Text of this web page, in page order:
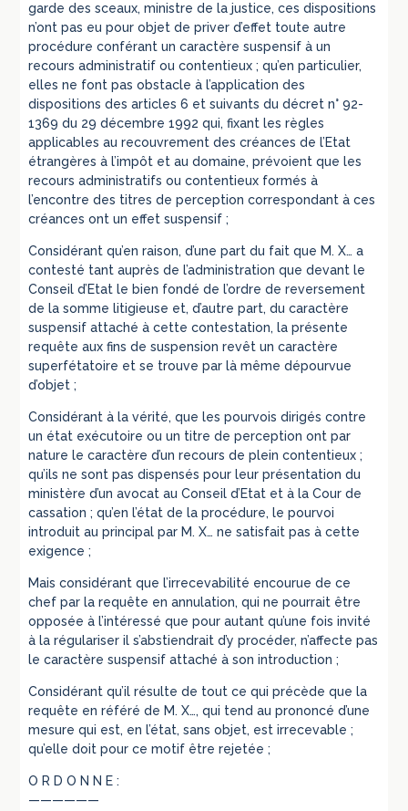
garde des sceaux, ministre de la justice, ces dispositions
n’ont pas eu pour objet de priver d’effet toute autre
procédure conférant un caractère suspensif à un
recours administratif ou contentieux ; qu’en particulier,
elles ne font pas obstacle à l’application des
dispositions des articles 6 et suivants du décret n° 92-
1369 du 29 décembre 1992 qui, fixant les règles
applicables au recouvrement des créances de l’Etat
étrangères à l’impôt et au domaine, prévoient que les
recours administratifs ou contentieux formés à
l’encontre des titres de perception correspondant à ces
créances ont un effet suspensif ;
Considérant qu’en raison, d’une part du fait que M. X… a
contesté tant auprès de l’administration que devant le
Conseil d’Etat le bien fondé de l’ordre de reversement
de la somme litigieuse et, d’autre part, du caractère
suspensif attaché à cette contestation, la présente
requête aux fins de suspension revêt un caractère
superfétatoire et se trouve par là même dépourvue
d’objet ;
Considérant à la vérité, que les pourvois dirigés contre
un état exécutoire ou un titre de perception ont par
nature le caractère d’un recours de plein contentieux ;
qu’ils ne sont pas dispensés pour leur présentation du
ministère d’un avocat au Conseil d’Etat et à la Cour de
cassation ; qu’en l’état de la procédure, le pourvoi
introduit au principal par M. X… ne satisfait pas à cette
exigence ;
Mais considérant que l’irrecevabilité encourue de ce
chef par la requête en annulation, qui ne pourrait être
opposée à l’intéressé que pour autant qu’une fois invité
à la régulariser il s’abstiendrait d’y procéder, n’affecte pas
le caractère suspensif attaché à son introduction ;
Considérant qu’il résulte de tout ce qui précède que la
requête en référé de M. X…, qui tend au prononcé d’une
mesure qui est, en l’état, sans objet, est irrecevable ;
qu’elle doit pour ce motif être rejetée ;
O R D O N N E :
——————